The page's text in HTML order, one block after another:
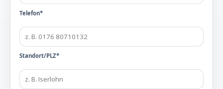
Telefon*
Standort/PLZ*